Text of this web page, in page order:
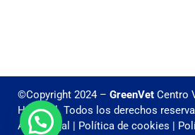
©Copyright 2024 – GreenVet Centro
Hospital. Todos los derechos
Aviso legal | Política de cookies |